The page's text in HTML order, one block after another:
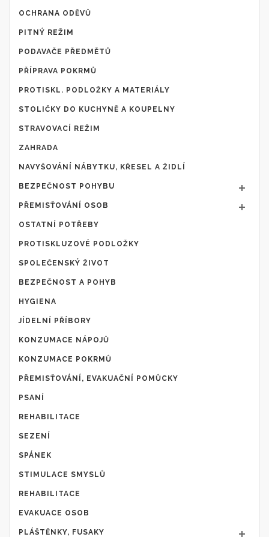
OCHRANA ODĚVŮ
PITNÝ REŽIM
PODAVAČE PŘEDMĚTŮ
PŘÍPRAVA POKRMŮ
PROTISKL. PODLOŽKY A MATERIÁLY
STOLIČKY DO KUCHYNĚ A KOUPELNY
STRAVOVACÍ REŽIM
ZAHRADA
NAVYŠOVÁNÍ NÁBYTKU, KŘESEL A ŽIDLÍ
BEZPEČNOST POHYBU
PŘEMISŤOVÁNÍ OSOB
OSTATNÍ POTŘEBY
PROTISKLUZOVÉ PODLOŽKY
SPOLEČENSKÝ ŽIVOT
BEZPEČNOST A POHYB
HYGIENA
JÍDELNÍ PŘÍBORY
KONZUMACE NÁPOJŮ
KONZUMACE POKRMŮ
PŘEMISŤOVÁNÍ, EVAKUAČNÍ POMŮCKY
PSANÍ
REHABILITACE
SEZENÍ
SPÁNEK
STIMULACE SMYSLŮ
REHABILITACE
EVAKUACE OSOB
PLÁŠTĚNKY, FUSAKY